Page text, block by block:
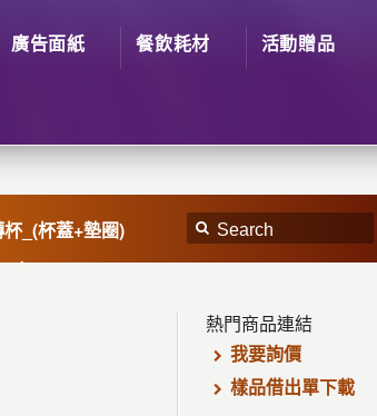
廣告面紙 餐飲耗材
活動贈品
_(杯蓋+墊圈)
熱門商品連結
我要詢價
樣品借出單下載